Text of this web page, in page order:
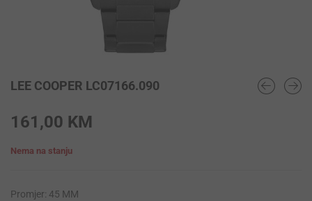
LEE COOPER LC07166.090
161,00 KM
Nema na stanju
Promjer: 45 MM